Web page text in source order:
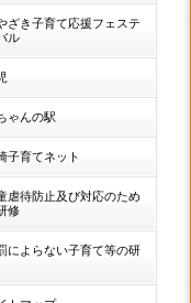
ざき子育て応援フェステ
ル
ゃんの駅
子育てネット
虐待防止及び対応のため
修
によらない子育て等の研